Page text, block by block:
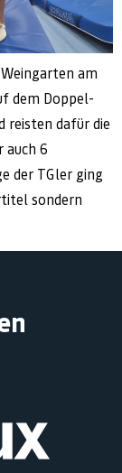
am
dem Doppel-
reisten dafür die
auch 6
der TGler ging
sondern